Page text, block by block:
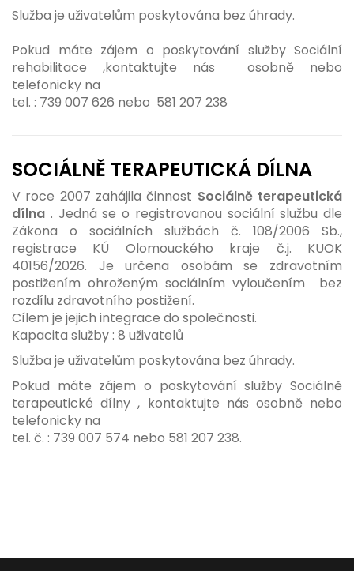
Služba je uživatelům poskytována bez úhrady.
Pokud máte zájem o poskytování služby Sociální
rehabilitace ,kontaktujte nás osobně nebo
telefonicky na
tel. : 739 007 626 nebo 581 207 238
SOCIÁLNĚ TERAPEUTICKÁ DÍLNA
V roce 2007 zahájila činnost Sociálně terapeutická
dílna . Jedná se o registrovanou sociální službu dle
Zákona o sociálních službách č. 108/2006 Sb.,
registrace KÚ Olomouckého kraje č.j. KUOK
40156/2026. Je určena osobám se zdravotním
postižením ohroženým sociálním vyloučením bez
rozdílu zdravotního postižení.
Cílem je jejich integrace do společnosti.
Kapacita služby : 8 uživatelů
Služba je uživatelům poskytována bez úhrady.
Pokud máte zájem o poskytování služby Sociálně
terapeutické dílny , kontaktujte nás osobně nebo
telefonicky na
tel. č. : 739 007 574 nebo 581 207 238.